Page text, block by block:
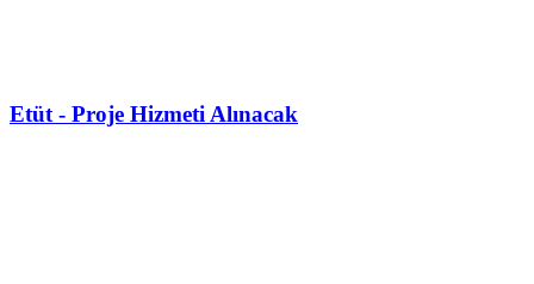
Etüt - Proje Hizmeti Alınacak